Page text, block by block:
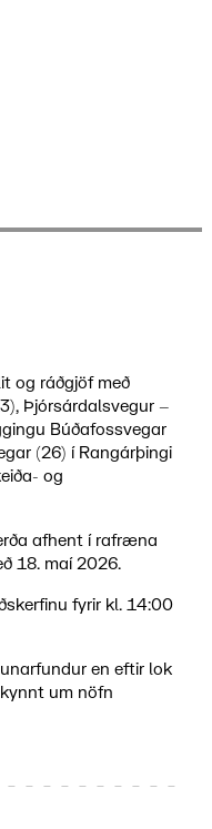
og ráðgjöf með
Þjórsárdalsvegur –
Búðafossvegar
(26) í Rangárþingi
og
afhent í rafræna
18. maí 2026.
fyrir kl. 14:00
en eftir lok
um nöfn